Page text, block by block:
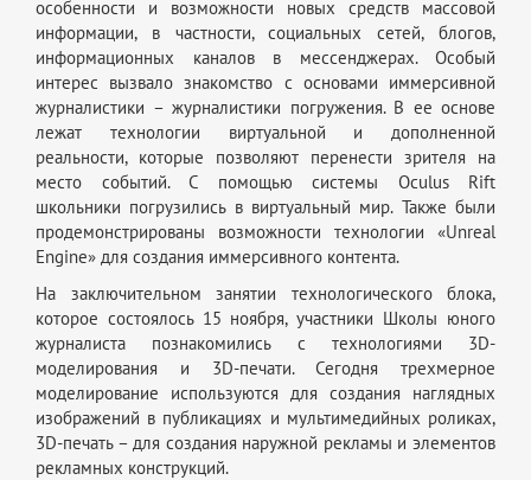
особенности и возможности новых средств массовой
информации, в частности, социальных сетей, блогов,
информационных каналов в мессенджерах. Особый
интерес вызвало знакомство с основами иммерсивной
журналистики – журналистики погружения. В ее основе
лежат технологии виртуальной и дополненной
реальности, которые позволяют перенести зрителя на
место событий. С помощью системы Oculus Rift
школьники погрузились в виртуальный мир. Также были
продемонстрированы возможности технологии «Unreal
Engine» для создания иммерсивного контента.
На заключительном занятии технологического блока,
которое состоялось 15 ноября, участники Школы юного
журналиста познакомились с технологиями 3D-
моделирования и 3D-печати. Сегодня трехмерное
моделирование используются для создания наглядных
изображений в публикациях и мультимедийных роликах,
3D-печать – для создания наружной рекламы и элементов
рекламных конструкций.